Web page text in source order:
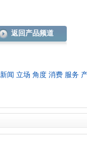
返回产品频道
新闻 立场 角度 消费 服务